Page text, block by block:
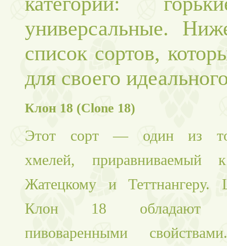
универсальные.
список сортов,
для своего
Клон 18 (Clone 18)
Этот сорт — один из
хмелей, приравниваемый
Жатецкому и
Клон 18 обладают
пивоваренными